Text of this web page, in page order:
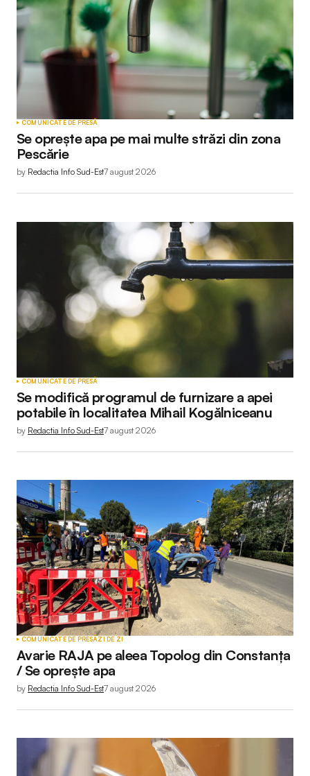
COMUNICATE DE PRESĂ
Se oprește apa pe mai multe străzi din zona
Pescărie
by Redactia Info Sud-Est7 august 2026
COMUNICATE DE PRESĂ
Se modifică programul de furnizare a apei
potabile în localitatea Mihail Kogălniceanu
by Redactia Info Sud-Est7 august 2026
COMUNICATE DE PRESĂZI DE ZI
Avarie RAJA pe aleea Topolog din Constanța
/ Se oprește apa
by Redactia Info Sud-Est7 august 2026